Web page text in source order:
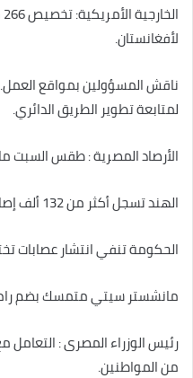
لأفغانستان.
ناقش المسؤولين بمواقع
لمتابعة تطوير الطريق الدائري.
الأرصاد المصرية : طقس السبت
الهند تسجل أكثر من 132 ألف إصابة جديدة و2713 وفاة بكورونا.
الحكومة تنفي انتشار عصابات
مانشستر سيتي متمسك بضم
من المواطنين.